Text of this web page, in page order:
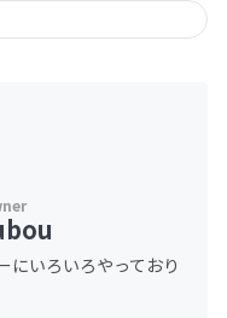
にいろいろやっており